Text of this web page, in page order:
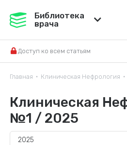
Медвестник
Справочник ЛС
Библиотека
врача
Доступ ко всем статьям
Главная • Клиническая Нефрология •
Клиническая
№1 / 2025
2025